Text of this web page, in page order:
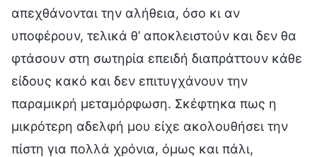
απεχθάνονται την αλήθεια, όσο κι αν
υποφέρουν, τελικά θ’ αποκλειστούν και δεν θα
φτάσουν στη σωτηρία επειδή διαπράττουν κάθε
είδους κακό και δεν επιτυγχάνουν την
παραμικρή μεταμόρφωση. Σκέφτηκα πως η
μικρότερη αδελφή μου είχε ακολουθήσει την
πίστη για πολλά χρόνια, όμως και πάλι,